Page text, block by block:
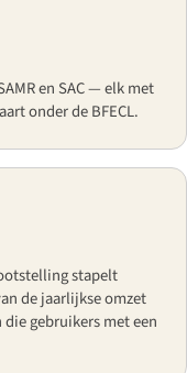
en SAC — elk met
onder de BFECL.
stapelt
de jaarlijkse omzet
gebruikers met een